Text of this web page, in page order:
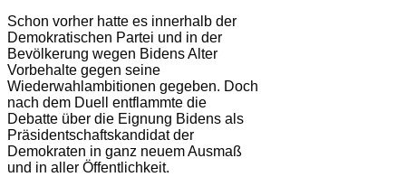
Schon vorher hatte es innerhalb der
Demokratischen Partei und in der
Bevölkerung wegen Bidens Alter
Vorbehalte gegen seine
Wiederwahlambitionen gegeben. Doch
nach dem Duell entflammte die
Debatte über die Eignung Bidens als
Präsidentschaftskandidat der
Demokraten in ganz neuem Ausmaß
und in aller Öffentlichkeit.